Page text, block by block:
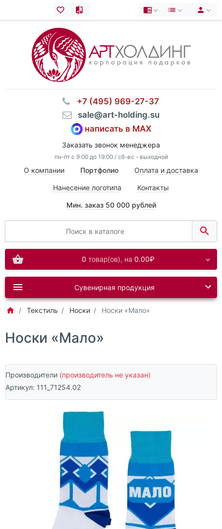
⠀+7 (495) 969-27-37
⠀sale@art-holding.su
написать в MAX
Заказать звонок менеджера
пн-пт с 9:00 до 19:00 / сб-вс - выходной
О компании Портфолио Оплата и доставка
Нанесение логотипа Контакты
Мин. заказ 50 000 рублей
0 товар(ов), на 0.00₽
Сувенирная продукция
Текстиль Носки Носки «Мало»
Носки «Мало»
Производители (производитель не указан)
Артикул: 111_71254.02